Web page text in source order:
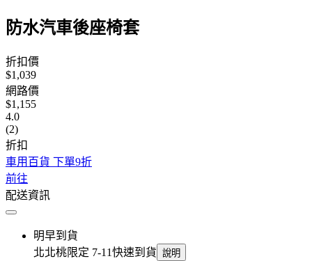
防水汽車後座椅套
折扣價
$1,039
網路價
$1,155
4.0
(2)
折扣
車用百貨 下單9折
前往
配送資訊
明早到貨
北北桃限定 7-11快速到貨 說明